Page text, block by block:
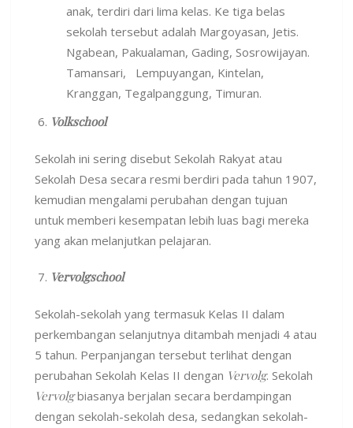
anak, terdiri dari lima kelas. Ke tiga belas
sekolah tersebut adalah Margoyasan, Jetis.
Ngabean, Pakualaman, Gading, Sosrowijayan.
Tamansari, Lempuyangan, Kintelan,
Kranggan, Tegalpanggung, Timuran.
Volkschool
Sekolah ini sering disebut Sekolah Rakyat atau
Sekolah Desa secara resmi berdiri pada tahun 1907,
kemudian mengalami perubahan dengan tujuan
untuk memberi kesempatan lebih luas bagi mereka
yang akan melanjutkan pelajaran.
Vervolgschool
Sekolah-sekolah yang termasuk Kelas II dalam
perkembangan selanjutnya ditambah menjadi 4 atau
5 tahun. Perpanjangan tersebut terlihat dengan
perubahan Sekolah Kelas II dengan Vervolg. Sekolah
Vervolgbiasanya berjalan secara berdampingan
dengan sekolah-sekolah desa, sedangkan sekolah-